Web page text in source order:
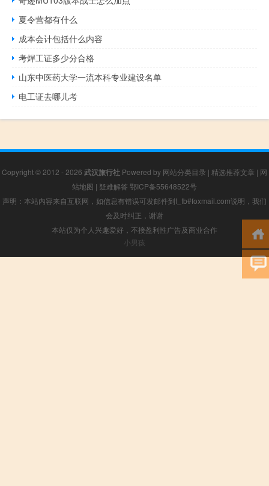
夏令营都有什么
成本会计包括什么内容
考焊工证多少分合格
山东中医药大学一流本科专业建设名单
电工证去哪儿考
Copyright © 2012 - 2026 武汉旅行社 Powered by 网站分类目录 | 精选推荐文章 | 网
站地图 | 疑难解答 鄂ICP备55648522号
声明：本站内容来自互联网，如信息有错误可发邮件到f_fb#foxmail.com说明，我们
会及时纠正，谢谢
本站仅为个人兴趣爱好，不接盈利性广告及商业合作
小男孩